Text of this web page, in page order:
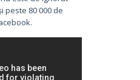
peste 80 000 de